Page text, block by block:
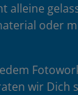
alleine
oder
wir Dich